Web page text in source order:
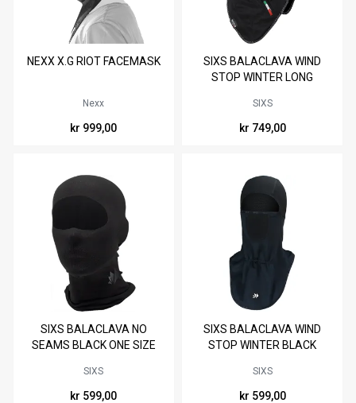
NEXX X.G RIOT FACEMASK
Nexx
kr 999,00
SIXS BALACLAVA WIND
STOP WINTER LONG
SIXS
kr 749,00
SIXS BALACLAVA NO
SEAMS BLACK ONE SIZE
SIXS
kr 599,00
SIXS BALACLAVA WIND
STOP WINTER BLACK
SIXS
kr 599,00